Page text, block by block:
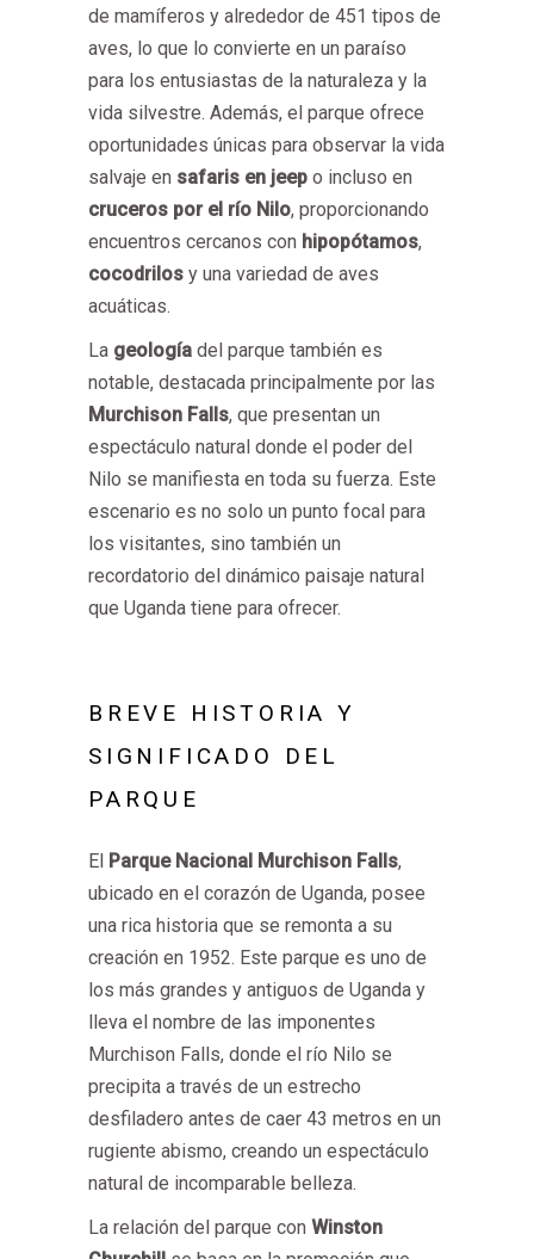
de mamíferos y alrededor de 451 tipos de
aves, lo que lo convierte en un paraíso
para los entusiastas de la naturaleza y la
vida silvestre. Además, el parque ofrece
oportunidades únicas para observar la vida
salvaje en safaris en jeep o incluso en
cruceros por el río Nilo, proporcionando
encuentros cercanos con hipopótamos,
cocodrilos y una variedad de aves
acuáticas.
La geología del parque también es
notable, destacada principalmente por las
Murchison Falls, que presentan un
espectáculo natural donde el poder del
Nilo se manifiesta en toda su fuerza. Este
escenario es no solo un punto focal para
los visitantes, sino también un
recordatorio del dinámico paisaje natural
que Uganda tiene para ofrecer.
BREVE HISTORIA Y
SIGNIFICADO DEL
PARQUE
El Parque Nacional Murchison Falls,
ubicado en el corazón de Uganda, posee
una rica historia que se remonta a su
creación en 1952. Este parque es uno de
los más grandes y antiguos de Uganda y
lleva el nombre de las imponentes
Murchison Falls, donde el río Nilo se
precipita a través de un estrecho
desfiladero antes de caer 43 metros en un
rugiente abismo, creando un espectáculo
natural de incomparable belleza.
La relación del parque con Winston